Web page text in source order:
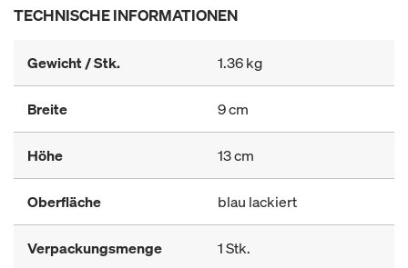
TECHNISCHE INFORMATIONEN
Gewicht / Stk. 1.36 kg
Breite 9 cm
Höhe 13 cm
Oberfläche blau lackiert
Verpackungsmenge 1 Stk.